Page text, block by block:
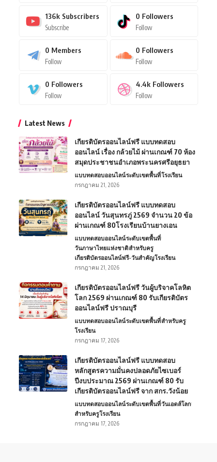
136k Subscribers
Subscribe
0 Followers
Follow
0 Members
Follow
0 Followers
Follow
0 Followers
Follow
4.4k Followers
Follow
Latest News
เกียรติบัตรออนไลน์ฟรี แบบทดสอบ
ออนไลน์ เรื่อง กล้วยไม้ ผ่านเกณฑ์ 70 ห้อง
สมุดประชาชนอำเภอพระนครศรีอยุธยา
แบบทดสอบออนไลน์ระดับเขตพื้นที่โรงเรียน
กรกฎาคม 21, 2026
เกียรติบัตรออนไลน์ฟรี แบบทดสอบ
ออนไลน์ วันสุนทรภู่ 2569 จำนวน 20 ข้อ
ผ่านเกณฑ์ 80โรงเรียนบ้านยางเอน
แบบทดสอบออนไลน์ระดับเขตพื้นที่
วันภาษาไทยแห่งชาติสำหรับครู
เกียรติบัตรออนไลน์ฟรี-วันสำคัญโรงเรียน
กรกฎาคม 21, 2026
เกียรติบัตรออนไลน์ฟรี วันผู้บริจาคโลหิต
โลก 2569 ผ่านเกณฑ์ 80 รับเกียรติบัตร
ออนไลน์ฟรี ปราณบุรี
แบบทดสอบออนไลน์ระดับเขตพื้นที่สำหรับครู
โรงเรียน
กรกฎาคม 17, 2026
เกียรติบัตรออนไลน์ฟรี แบบทดสอบ
หลักสูตรความมั่นคงปลอดภัยไซเบอร์
ปีงบประมาณ 2569 ผ่านเกณฑ์ 80 รับ
เกียรติบัตรออนไลน์ฟรี จาก สกร.วังน้อย
แบบทดสอบออนไลน์ระดับเขตพื้นที่วันเอดส์โลก
สำหรับครูโรงเรียน
กรกฎาคม 17, 2026